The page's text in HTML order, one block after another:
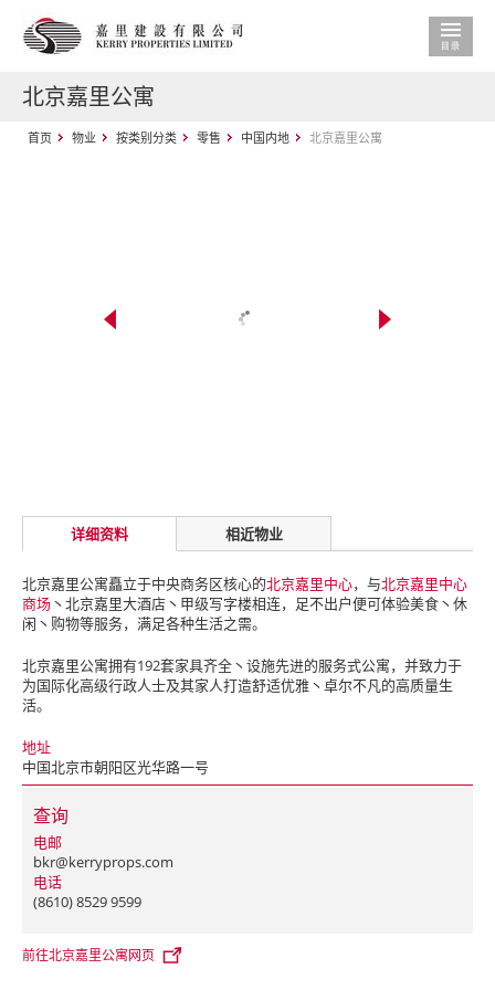
北京嘉里公寓
首页 物业 按类别分类 零售 中国内地 北京嘉里公寓
详细资料 相近物业
北京嘉里公寓矗立于中央商务区核心的北京嘉里中心，与北京嘉里中心
商场丶北京嘉里大酒店丶甲级写字楼相连，足不出户便可体验美食丶休
闲丶购物等服务，满足各种生活之需。
北京嘉里公寓拥有192套家具齐全丶设施先进的服务式公寓，并致力于
为国际化高级行政人士及其家人打造舒适优雅丶卓尔不凡的高质量生
活。
地址
中国北京市朝阳区光华路一号
查询
电邮
bkr@kerryprops.com
电话
(8610) 8529 9599
前往北京嘉里公寓网页